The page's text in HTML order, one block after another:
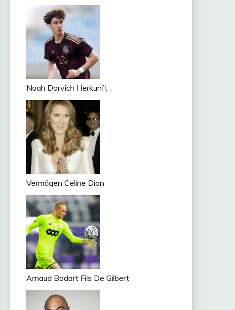
Noah Darvich Herkunft
Vermögen Celine Dion
Arnaud Bodart Fils De Gilbert